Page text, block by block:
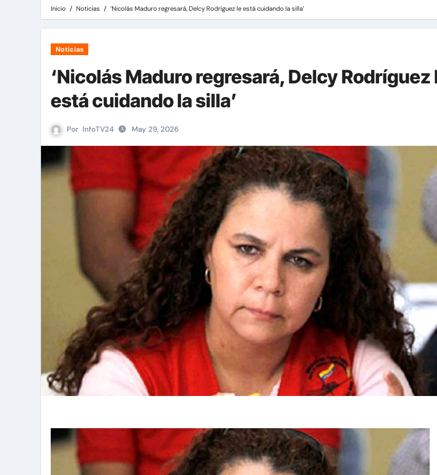
Inicio Noticias ‘Nicolás Maduro regresará, Delcy Rodríguez le está cuidando la silla’
Noticias
‘Nicolás Maduro regresará, Delcy Rodríguez
está cuidando la silla’
Por InfoTV24 May 29, 2026